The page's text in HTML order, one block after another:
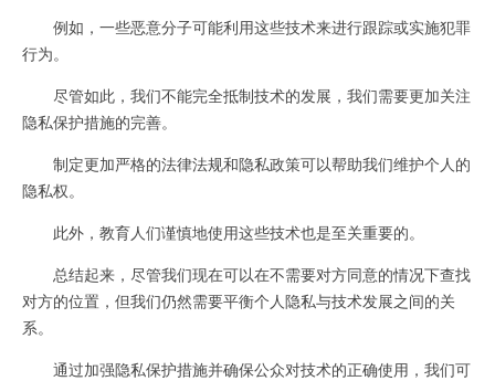
例如，一些恶意分子可能利用这些技术来进行跟踪或实施犯罪
行为。
尽管如此，我们不能完全抵制技术的发展，我们需要更加关注
隐私保护措施的完善。
制定更加严格的法律法规和隐私政策可以帮助我们维护个人的
隐私权。
此外，教育人们谨慎地使用这些技术也是至关重要的。
总结起来，尽管我们现在可以在不需要对方同意的情况下查找
对方的位置，但我们仍然需要平衡个人隐私与技术发展之间的关
系。
通过加强隐私保护措施并确保公众对技术的正确使用，我们可